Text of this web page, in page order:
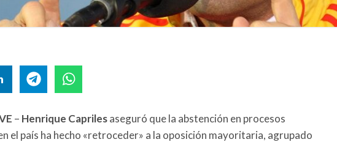
– Henrique Caprilesaseguró que la abstención en procesos
el país ha hecho «retroceder» a la oposición mayoritaria, agrupado